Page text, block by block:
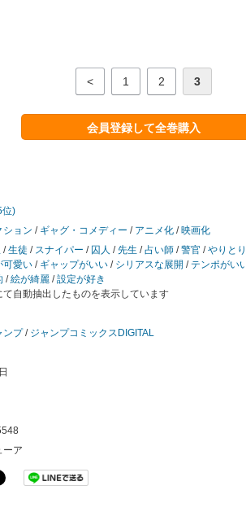
< 1 2 3
会員登録して全巻購入
位)
ション / ギャグ・コメディー / アニメ化 /映画化
/生徒 / スナイパー / 囚人 /先生 /占い師 /警官 /やりと
可愛い / ギャップがいい / シリアスな展開 /テンポがい
/絵が綺麗 /設定が好き
自動抽出したものを表示しています
ンプ/ ジャンプコミックスDIGITAL
ーア